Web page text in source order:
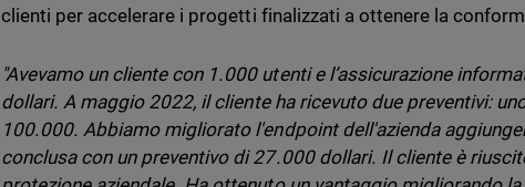
clienti per accelerare i progetti finalizzati a ottenere la
"Avevamo un cliente con 1.000 utenti e l’assicurazione
dollari. A maggio 2022, il cliente ha ricevuto due preventivi:
100.000. Abbiamo migliorato l'endpoint dell'azienda
conclusa con un preventivo di 27.000 dollari. Il cliente è